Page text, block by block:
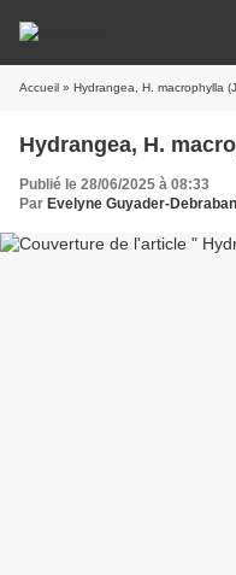
Accueil » Hydrangea, H. macrophylla
Hydrangea, H.
Publié le 28/06/2025 à 08:33
Par Evelyne Guyader-